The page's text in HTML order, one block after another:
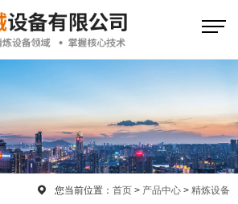
您当前位置： 首页 > 产品中心 > 精炼设备